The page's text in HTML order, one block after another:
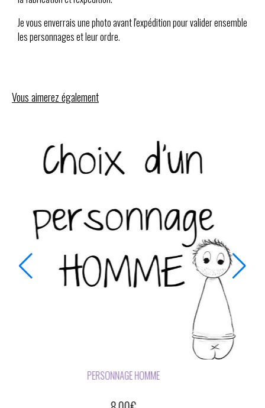
Je vous enverrais une photo avant l'expédition pour valider ensemble
les personnages et leur ordre.
Vous aimerez également
PERSONNAGE HOMME